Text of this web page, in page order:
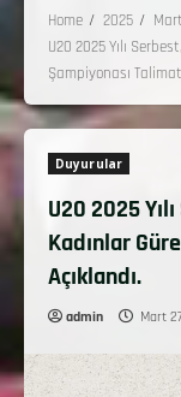
Home 2025 Mart
U20 2025 Yılı
Şampiyonası
Duyurular
U20 2025
Kadınlar
Açıklandı.
admin Mart